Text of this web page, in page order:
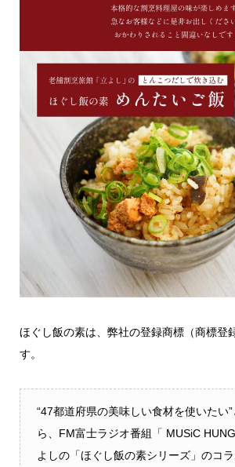
ほぐし飯の素は、弊社の登録商標（商標登
す。
“47都道府県の美味しい食材を使いたい
ら、FM富士ラジオ番組「 MUSiC
よしの「ほぐし飯の素シリーズ」のコラ